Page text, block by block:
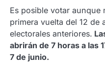
Es posible votar aunque
primera vuelta del 12 de
electorales anteriores.
abrirán de 7 horas a las
7 de junio.